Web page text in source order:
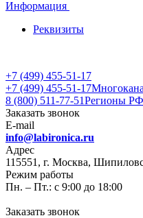
Информация
Реквизиты
+7 (499) 455-51-17
+7 (499) 455-51-17
8 (800) 511-77-51Регионы РФ
Заказать звонок
E-mail
info@labironica.ru
Адрес
115551, г. Москва,
Режим работы
Пн. – Пт.: с 9:00 до 18:00
Заказать звонок